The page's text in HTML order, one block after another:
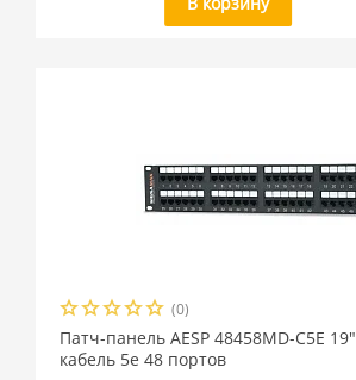
(0)
Патч-панель AESP 48458MD-C5E 19"
кабель 5e 48 портов